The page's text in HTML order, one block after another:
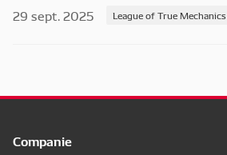
29 sept. 2025
League of True Mechanics
Companie